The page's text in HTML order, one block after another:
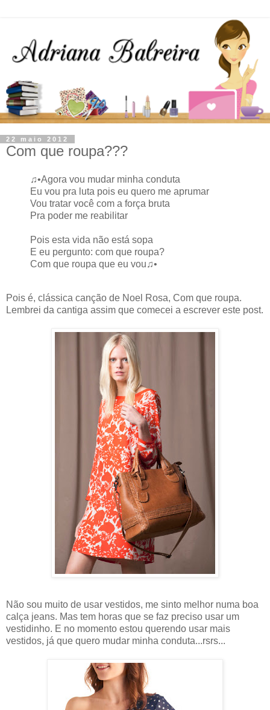
22 maio 2012
Com que roupa???
♫•Agora vou mudar minha conduta
Eu vou pra luta pois eu quero me aprumar
Vou tratar você com a força bruta
Pra poder me reabilitar
Pois esta vida não está sopa
E eu pergunto: com que roupa?
Com que roupa que eu vou♫•
Pois é, clássica canção de Noel Rosa, Com que roupa.
Lembrei da cantiga assim que comecei a escrever este post.
Não sou muito de usar vestidos, me sinto melhor numa boa
calça jeans. Mas tem horas que se faz preciso usar um
vestidinho. E no momento estou querendo usar mais
vestidos, já que quero mudar minha conduta...rsrs...